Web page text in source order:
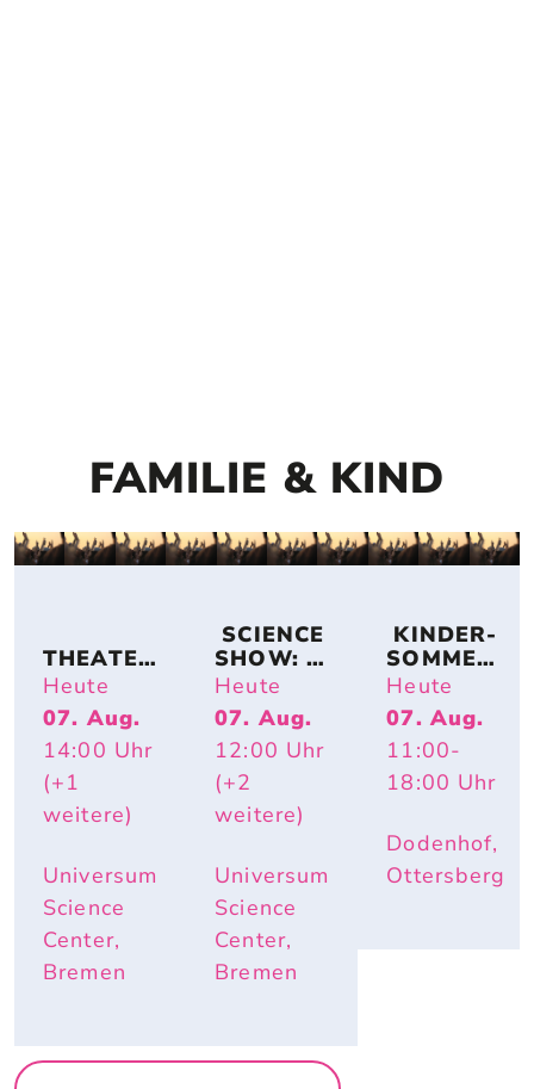
FAMILIE & KIND
THEATER
KOLLEKT
IV
KA2OH –
DU. WIR.
UND ICH.
Heute
07. Aug.
14:00 Uhr
(+1
weitere)
Universum
Science
Center,
Bremen
SCIENCE
SHOW:
TIERISCH
HEISS – W
ARUM R
OTE W
ANGEN U
ND E
LEFANTE
IM S
OMMER N
ÜTZLICH
SIND
Heute
07. Aug.
12:00 Uhr
(+2
weitere)
Universum
Science
Center,
Bremen
KINDER-
SOMMER-
ACTION
Heute
07. Aug.
11:00-
18:00 Uhr
Dodenhof,
Ottersberg